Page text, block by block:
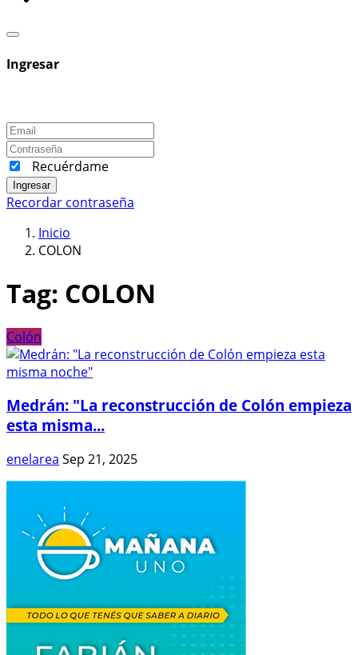
Ingresar
Recuérdame
Ingresar
Recordar contraseña
Inicio
COLON
Tag: COLON
Colón
Medrán: "La reconstrucción de Colón empieza
esta misma...
enelarea Sep 21, 2025